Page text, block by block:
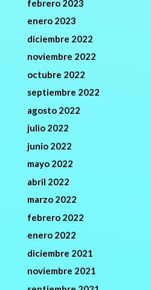
febrero 2023
enero 2023
diciembre 2022
noviembre 2022
octubre 2022
septiembre 2022
agosto 2022
julio 2022
junio 2022
mayo 2022
abril 2022
marzo 2022
febrero 2022
enero 2022
diciembre 2021
noviembre 2021